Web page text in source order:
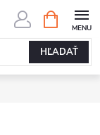
HĽADAŤ
KOŠÍK